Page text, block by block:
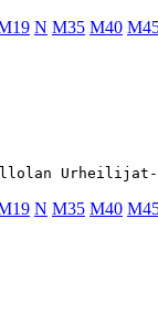
N M35 M40
N M35 M40